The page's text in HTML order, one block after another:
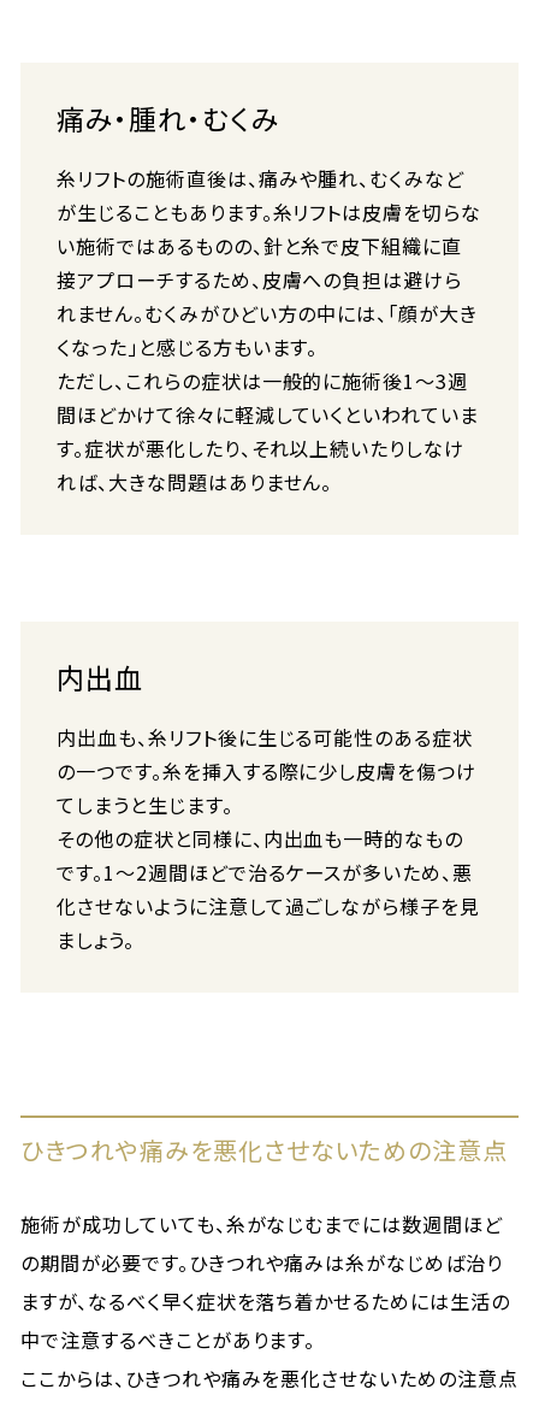
痛み・腫れ・むくみ
糸リフトの施術直後は、痛みや腫れ、むくみなど
が生じることもあります。糸リフトは皮膚を切らな
い施術ではあるものの、針と糸で皮下組織に直
接アプローチするため、皮膚への負担は避けら
れません。むくみがひどい方の中には、「顔が大き
くなった」と感じる方もいます。
ただし、これらの症状は一般的に施術後1〜3週
間ほどかけて徐々に軽減していくといわれていま
す。症状が悪化したり、それ以上続いたりしなけ
れば、大きな問題はありません。
内出血
内出血も、糸リフト後に生じる可能性のある症状
の一つです。糸を挿入する際に少し皮膚を傷つけ
てしまうと生じます。
その他の症状と同様に、内出血も一時的なもの
です。1〜2週間ほどで治るケースが多いため、悪
化させないように注意して過ごしながら様子を見
ましょう。
ひきつれや痛みを悪化させないための注意点
施術が成功していても、糸がなじむまでには数週間ほど
の期間が必要です。ひきつれや痛みは糸がなじめば治り
ますが、なるべく早く症状を落ち着かせるためには生活の
中で注意するべきことがあります。
ここからは、ひきつれや痛みを悪化させないための注意点